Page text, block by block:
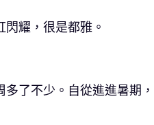
耀，很是都雅。
了不少。自從進進暑期